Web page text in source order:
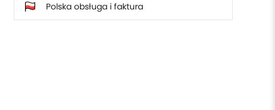
Polska obsługa i faktura